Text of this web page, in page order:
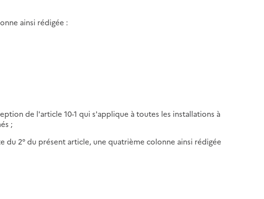
ainsi rédigée :
de l'article 10-1 qui s'applique à toutes les installations à
;
du 2° du présent article, une quatrième colonne ainsi rédigée